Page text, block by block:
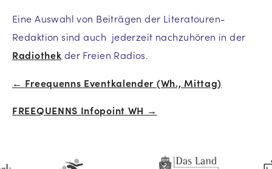
Eine Auswahl von Beiträgen der Literatouren-
Redaktion sind auch jederzeit nachzuhören in der
Radiothek der Freien Radios.
Beitrags-
Navigation
← Freequenns Eventkalender (Wh., Mittag)
FREEQUENNS Infopoint WH →